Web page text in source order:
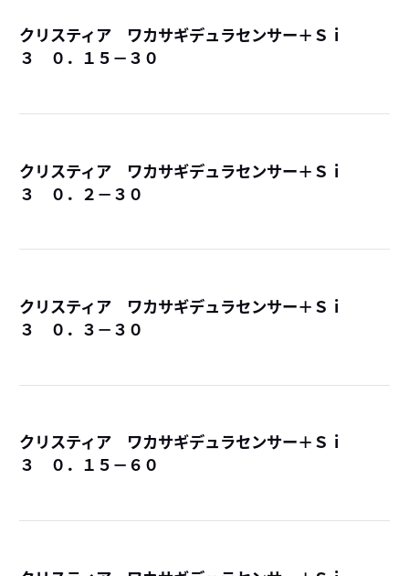
クリスティア ワカサギデュラセンサー＋Ｓｉ
３ ０．１５－３０
クリスティア ワカサギデュラセンサー＋Ｓｉ
３ ０．２－３０
クリスティア ワカサギデュラセンサー＋Ｓｉ
３ ０．３－３０
クリスティア ワカサギデュラセンサー＋Ｓｉ
３ ０．１５－６０